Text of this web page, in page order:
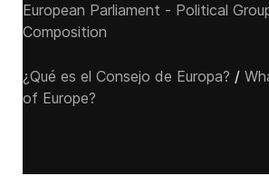
European Parliament - Political
Composition
¿Qué es el Consejo de Europa? /
of Europe?